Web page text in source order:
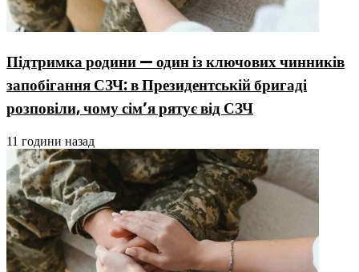
Підтримка родини — один із ключових чинників
запобігання СЗЧ: в Президентській бригаді
розповіли, чому сім’я рятує від СЗЧ
11 години назад